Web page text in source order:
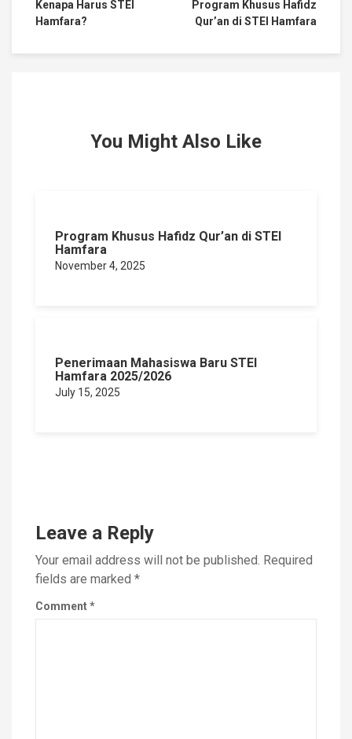
Kenapa Harus STEI
Hamfara?
Program Khusus Hafidz
Qur’an di STEI Hamfara
You Might Also Like
Program Khusus Hafidz Qur’an di STEI
Hamfara
November 4, 2025
Penerimaan Mahasiswa Baru STEI
Hamfara 2025/2026
July 15, 2025
Leave a Reply
Your email address will not be published. Required
fields are marked *
Comment*